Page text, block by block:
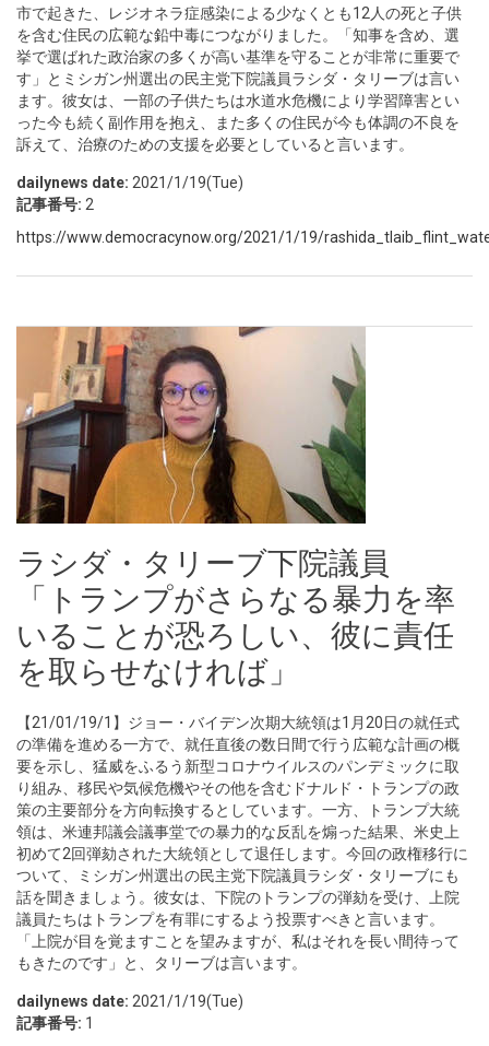
市で起きた、レジオネラ症感染による少なくとも12人の死と子供
を含む住民の広範な鉛中毒につながりました。「知事を含め、選
挙で選ばれた政治家の多くが高い基準を守ることが非常に重要で
す」とミシガン州選出の民主党下院議員ラシダ・タリーブは言い
ます。彼女は、一部の子供たちは水道水危機により学習障害とい
った今も続く副作用を抱え、また多くの住民が今も体調の不良を
訴えて、治療のための支援を必要としていると言います。
dailynews date: 2021/1/19(Tue)
記事番号: 2
https://www.democracynow.org/2021/1/19/
ラシダ・タリーブ下院議員
「トランプがさらなる暴力を率
いることが恐ろしい、彼に責任
を取らせなければ」
【21/01/19/1】ジョー・バイデン次期大統領は1月20日の就任式
の準備を進める一方で、就任直後の数日間で行う広範な計画の概
要を示し、猛威をふるう新型コロナウイルスのパンデミックに取
り組み、移民や気候危機やその他を含むドナルド・トランプの政
策の主要部分を方向転換するとしています。一方、トランプ大統
領は、米連邦議会議事堂での暴力的な反乱を煽った結果、米史上
初めて2回弾劾された大統領として退任します。今回の政権移行に
ついて、ミシガン州選出の民主党下院議員ラシダ・タリーブにも
話を聞きましょう。彼女は、下院のトランプの弾劾を受け、上院
議員たちはトランプを有罪にするよう投票すべきと言います。
「上院が目を覚ますことを望みますが、私はそれを長い間待って
もきたのです」と、タリーブは言います。
dailynews date: 2021/1/19(Tue)
記事番号: 1